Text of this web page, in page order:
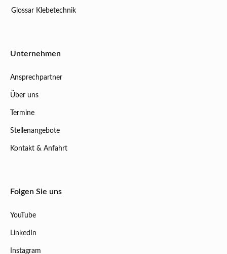
Glossar Klebetechnik
Unternehmen
Ansprechpartner
Über uns
Termine
Stellenangebote
Kontakt & Anfahrt
Folgen Sie uns
YouTube
LinkedIn
Instagram